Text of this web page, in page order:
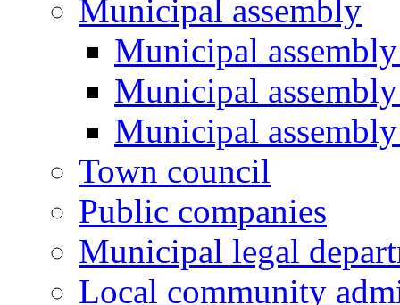
Municipal assembly
Municipal
Municipal
Municipal
Town council
Public companies
Municipal legal
Local community